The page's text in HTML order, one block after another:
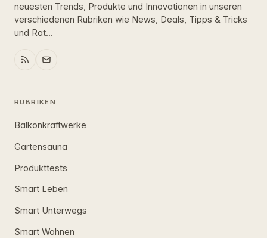
neuesten Trends, Produkte und Innovationen in unseren
verschiedenen Rubriken wie News, Deals, Tipps & Tricks
und Rat...
RUBRIKEN
Balkonkraftwerke
Gartensauna
Produkttests
Smart Leben
Smart Unterwegs
Smart Wohnen